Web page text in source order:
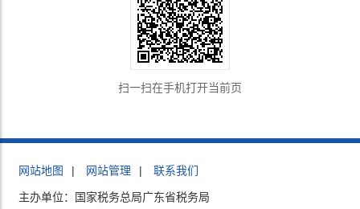
扫一扫在手机打开当前页
网站地图 | 网站管理 | 联系我们
主办单位：国家税务总局广东省税务局